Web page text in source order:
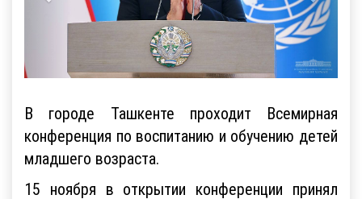
В городе Ташкенте проходит Всемирная
конференция по воспитанию и обучению детей
младшего возраста.
15 ноября в открытии конференции принял